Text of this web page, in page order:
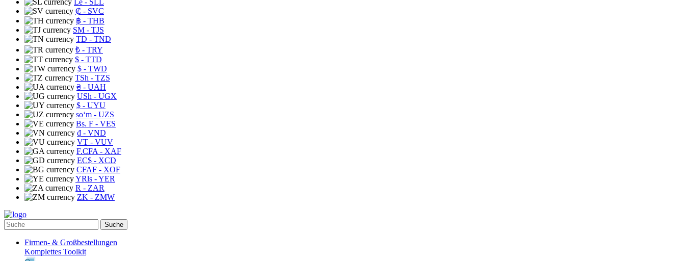
Le - SLL
₡ - SVC
฿ - THB
ЅМ - TJS
TD - TND
₺ - TRY
$ - TTD
$ - TWD
TSh - TZS
₴ - UAH
USh - UGX
$ - UYU
soʻm - UZS
Bs. F - VES
₫ - VND
VT - VUV
F.CFA - XAF
EC$ - XCD
CFAF - XOF
YRls - YER
R - ZAR
ZK - ZMW
Suche
Firmen- & Großbestellungen
Komplettes Toolkit